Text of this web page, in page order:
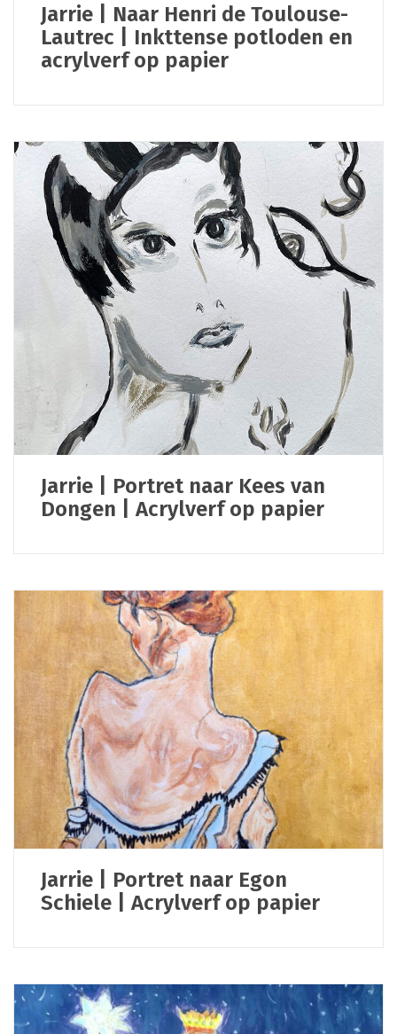
Jarrie | Naar Henri de Toulouse-
Lautrec | Inkttense potloden en
acrylverf op papier
Jarrie | Portret naar Kees van
Dongen | Acrylverf op papier
Jarrie | Portret naar Egon
Schiele | Acrylverf op papier